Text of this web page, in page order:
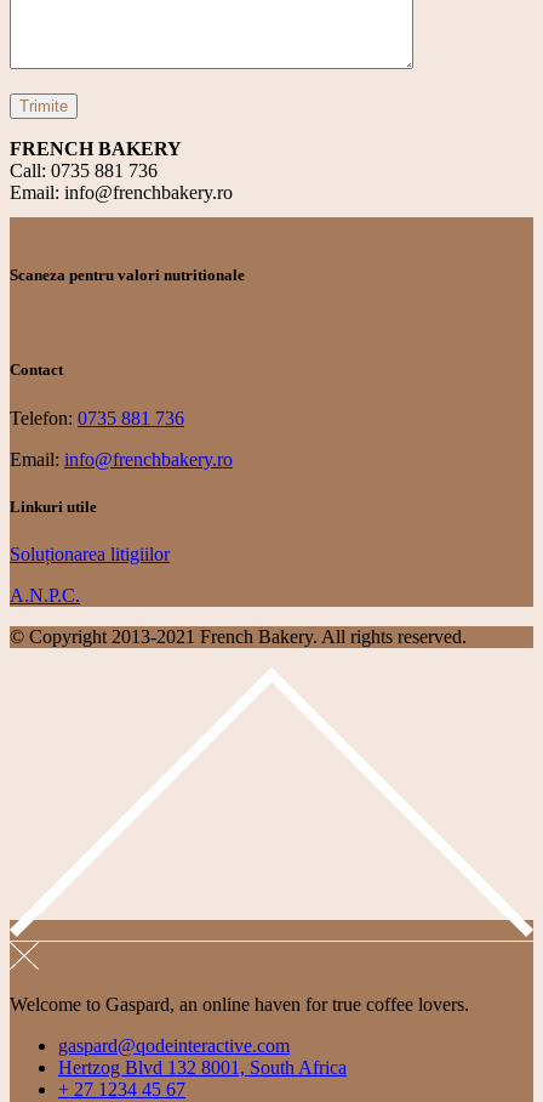
Trimite
FRENCH BAKERY
Call: 0735 881 736
Email: info@frenchbakery.ro
Scaneza pentru valori nutritionale
Contact
Telefon: 0735 881 736
Email: info@frenchbakery.ro
Linkuri utile
Soluționarea litigiilor
A.N.P.C.
© Copyright 2013-2021 French Bakery. All rights reserved.
Welcome to Gaspard, an online haven for true coffee lovers.
gaspard@qodeinteractive.com
Hertzog Blvd 132 8001, South Africa
+ 27 1234 45 67